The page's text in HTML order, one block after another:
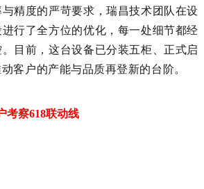
精度的严苛要求，瑞昌技术团队在设
行了全方位的优化，每一处细节都经
目前，这台设备已分装五柜、正式启
客户的产能与品质再登新的台阶。
考察618联动线